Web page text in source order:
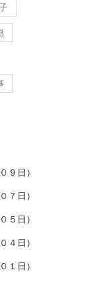
９日）
７日）
５日）
４日）
１日）